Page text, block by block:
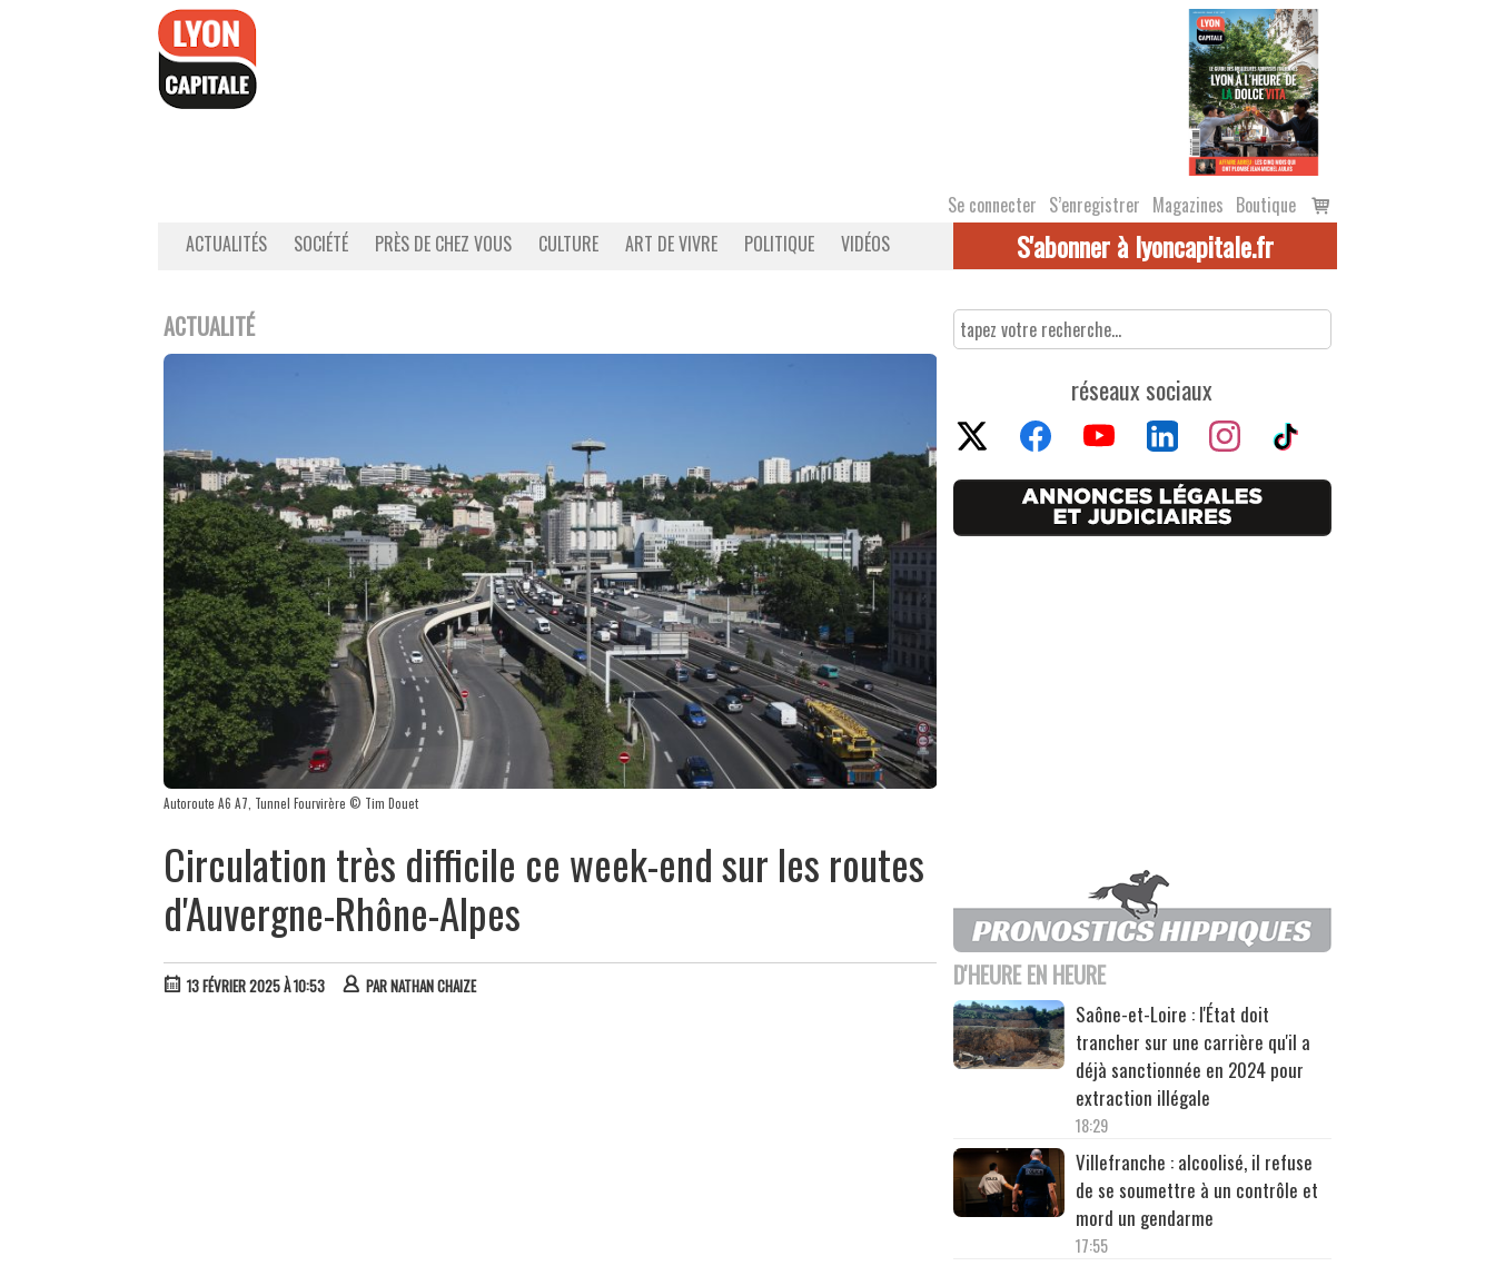
Se connecter S’enregistrer Magazines Boutique
Voir
le
ACTUALITÉS SOCIÉTÉ PRÈS DE CHEZ VOUS CULTURE ART DE VIVRE POLITIQUE VIDÉOS S'abonner à lyoncapitale.fr
ACTUALITÉ
Autoroute A6 A7, Tunnel Fourvirère © Tim Douet
Circulation très difficile ce week-end sur les routes
d'Auvergne-Rhône-Alpes
13 FÉVRIER 2025 À 10:53 PARNATHAN CHAIZE
réseaux sociaux
D'HEURE EN HEURE
Saône-et-Loire : l'État doit
trancher sur une carrière qu'il a
déjà sanctionnée en 2024 pour
extraction illégale
18:29
Villefranche : alcoolisé, il refuse
de se soumettre à un contrôle et
mord un gendarme
17:55